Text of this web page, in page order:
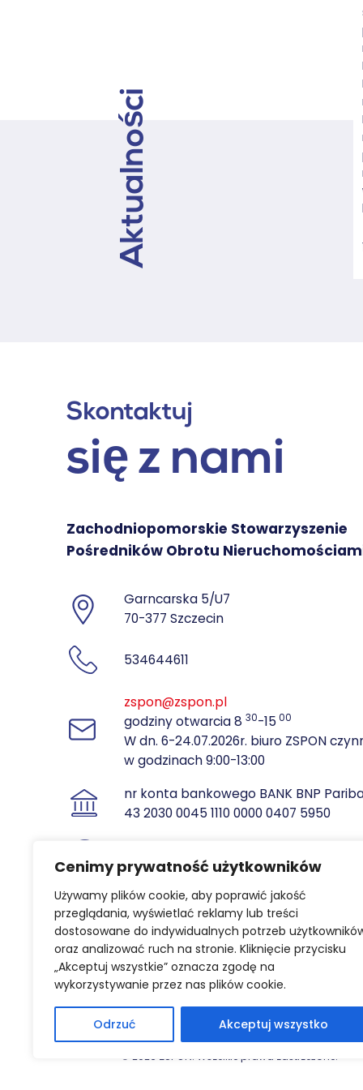
Cenimy prywatność użytkowników
Używamy plików cookie, aby poprawić jakość
przeglądania, wyświetlać reklamy lub treści
dostosowane do indywidualnych potrzeb
oraz analizować ruch na stronie. Kliknięcie przycisku
„Akceptuj wszystkie” oznacza zgodę na
wykorzystywanie przez nas plików cookie.
Odrzuć Akceptuj wszystko
Aktualności10.07.2026
Skontaktuj
się z nami
Zachodniopomorskie Stowarzyszenie
Pośredników Obrotu
Garncarska 5/U7
70-377 Szczecin
534644611
zspon@zspon.pl
godziny otwarcia 830-15 00
W dn. 6-24.07.2026r. biuro ZSPON
w godzinach 9:00-13:00
nr konta bankowego BANK BNP
43 2030 0045 1110 0000 0407 5950
STATUT KODEKS
© 2026 ZSPON. Wszelkie prawa zastrzeżone.